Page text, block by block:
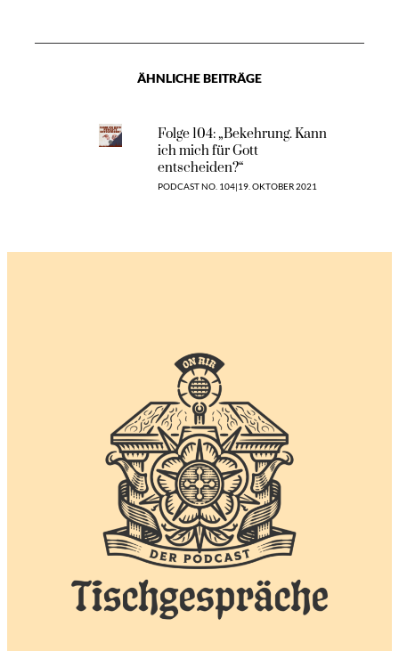
ÄHNLICHE BEITRÄGE
Folge 104: „Bekehrung. Kann
ich mich für Gott
entscheiden?“
PODCAST NO. 104|19. OKTOBER 2021